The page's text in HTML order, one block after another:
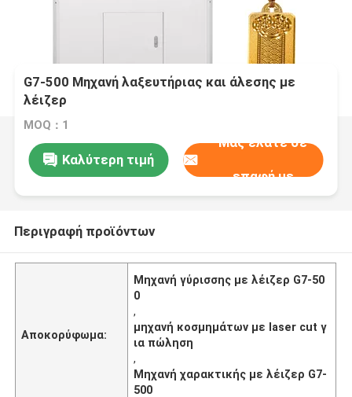
G7-500 Μηχανή λαξευτήριας και άλεσης με
λέιζερ
MOQ：1
Καλύτερη τιμή
Μας ελάτε σε
επαφή με
Περιγραφή προϊόντων
Αποκορύφωμα:
Μηχανή γύρισσης με λέιζερ G7-50
0
,
μηχανή κοσμημάτων με laser cut γ
ια πώληση
,
Μηχανή χαρακτικής με λέιζερ G7-
500